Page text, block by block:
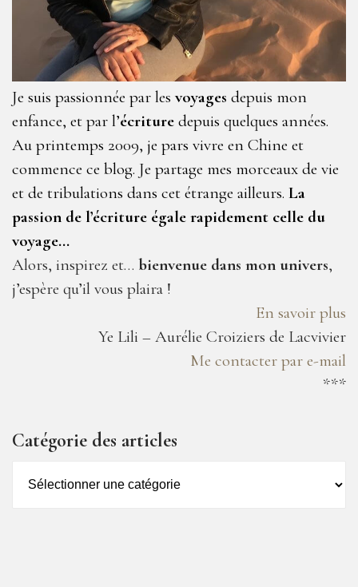
Je suis passionnée par les voyages depuis mon
enfance, et par l’écriture depuis quelques années.
Au printemps 2009, je pars vivre en Chine et
commence ce blog. Je partage mes morceaux de vie
et de tribulations dans cet étrange ailleurs. La
passion de l’écriture égale rapidement celle du
voyage…
Alors, inspirez et… bienvenue dans mon univers,
j’espère qu’il vous plaira !
En savoir plus
Ye Lili – Aurélie Croiziers de Lacvivier
Me contacter par e-mail
***
Catégorie des articles
des